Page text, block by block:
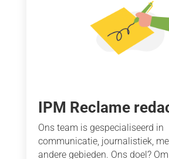
IPM Reclame
Ons team is gespecialiseerd in
communicatie, journalistiek,
andere gebieden. Ons doel?